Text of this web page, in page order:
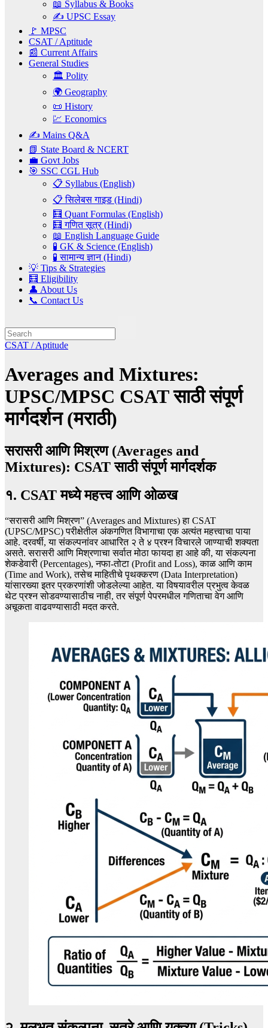
📖 Syllabus & Books
✍️ UPSC Essay
🚩 MPSC
CSAT / Aptitude
📰 Current Affairs
General Studies
🏛️ Polity
🌍 Geography
📜 History
💹 Economics
✍️ Mains Q&A
📗 State Board & NCERT
💼 Govt Jobs
🎯 SSC CGL Hub
📋 Syllabus (English)
📋 सिलेबस गाइड (Hindi)
🧮 Quant Formulas (English)
🧮 गणित सूत्र (Hindi)
📖 English Language Guide
🧪 GK & Science (English)
🧪 सामान्य ज्ञान (Hindi)
💡 Tips & Strategies
🧮 Eligibility
👤 About Us
📞 Contact Us
CSAT / Aptitude
Averages and Mixtures:
UPSC/MPSC CSAT साठी संपूर्ण
मार्गदर्शन (मराठी)
सरासरी आणि मिश्रण (Averages and
Mixtures): CSAT साठी संपूर्ण मार्गदर्शक
१. CSAT मध्ये महत्त्व आणि ओळख
“सरासरी आणि मिश्रण” (Averages and Mixtures) हा CSAT
(UPSC/MPSC) परीक्षेतील अंकगणित विभागाचा एक अत्यंत महत्त्वाचा पाया
आहे. दरवर्षी, या संकल्पनांवर आधारित २ ते ४ प्रश्न विचारले जाण्याची शक्यता
असते. सरासरी आणि मिश्रणाचा सर्वात मोठा फायदा हा आहे की, या संकल्पना
शेकडेवारी (Percentages), नफा-तोटा (Profit and Loss), काळ आणि काम
(Time and Work), तसेच माहितीचे पृथक्करण (Data Interpretation)
यांसारख्या इतर प्रकरणांशी जोडलेल्या आहेत. या विषयावरील प्रभुत्व केवळ
थेट प्रश्न सोडवण्यासाठीच नाही, तर संपूर्ण पेपरमधील गणिताचा वेग आणि
अचूकता वाढवण्यासाठी मदत करते.